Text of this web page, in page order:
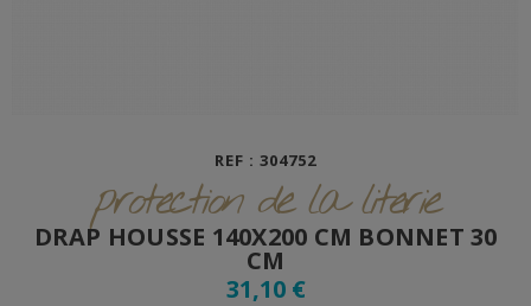
REF : 304752
protection de la literie
DRAP HOUSSE 140X200 CM BONNET 30
CM
31,10 €